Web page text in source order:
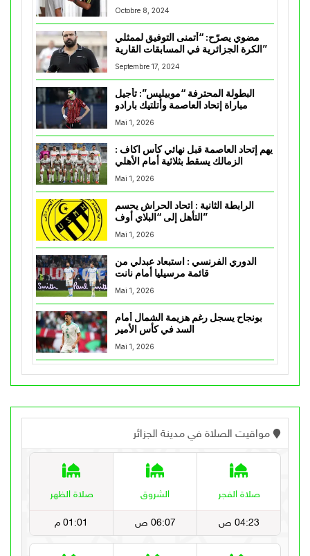
Octobre 8, 2024
مضوي يصرّح: “أتمنى التوفيق لممثلي
الكرة الجزائرية في المسابقات القارية”
Septembre 17, 2024
البطولة المحترفة “موبيليس”: تأجيل
مباراة إتحاد العاصمة وأتلتيك بارادو
Mai 1, 2026
يهم إتحاد العاصمة قبل نهائي كأس اكاف :
Mai 1, 2026
الرابطة الثانية : اتحاد الحراش يحسم
التأهل إلى “البلاي أوف”
Mai 1, 2026
الدوري الفرنسي : استبعاد عبدلي من
قائمة مرسيليا أمام نانت
Mai 1, 2026
بونجاح يسجل رغم هزيمة الشمال أمام
السد في كأس الأمير
Mai 1, 2026